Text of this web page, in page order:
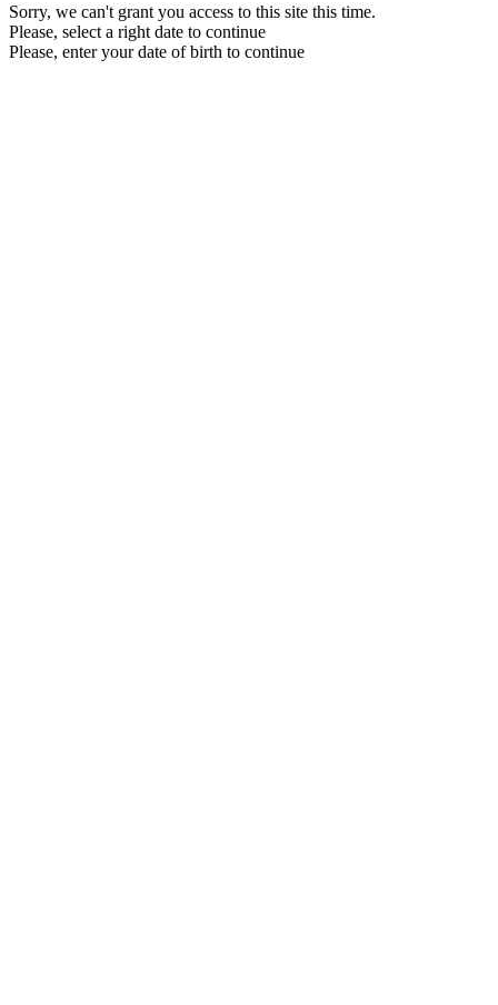
Sorry, we can't grant you access to this site this time.
Please, select a right date to continue
Please, enter your date of birth to continue